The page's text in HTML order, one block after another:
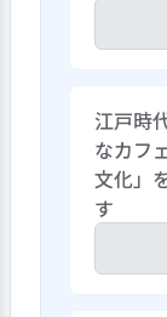
用し、
材・表
ていま
台・ア
クリル
灯」な
江戸時
なカフ
文化」
す